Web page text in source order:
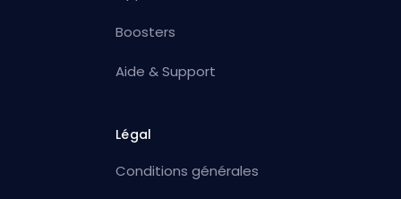
Boosters
Aide & Support
Légal
Conditions générales